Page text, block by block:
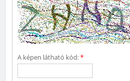
A képen látható kód:*